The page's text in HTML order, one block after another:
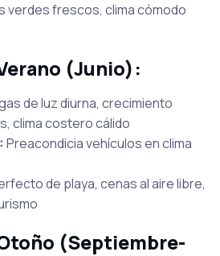
verdes frescos, clima cómodo
(Junio):
de luz diurna, crecimiento
clima costero cálido
Preacondicia vehículos en clima
de playa, cenas al aire libre,
(Septiembre-